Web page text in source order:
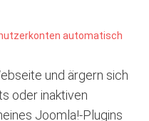
und ärgern sich
oder inaktiven
Joomla!-Plugins